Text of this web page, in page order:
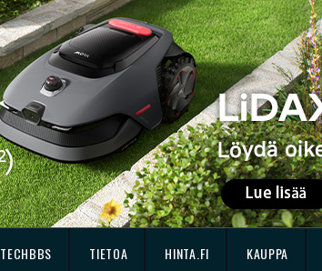
TECHBBS TIETOA HINTA.FI KAUPPA